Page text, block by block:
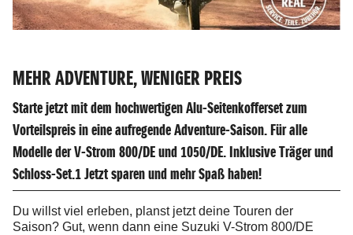
MEHR ADVENTURE, WENIGER PREIS
Starte jetzt mit dem hochwertigen Alu-Seitenkofferset zum
Vorteilspreis in eine aufregende Adventure-Saison. Für alle
Modelle der V-Strom 800/DE und 1050/DE. Inklusive Träger und
Schloss-Set.1 Jetzt sparen und mehr Spaß haben!
Du willst viel erleben, planst jetzt deine Touren der
Saison? Gut, wenn dann eine Suzuki V-Strom 800/DE